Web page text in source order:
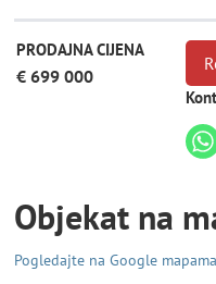
PRODAJNA CIJENA
€ 699 000
Objekat na
Pogledajte na Google mapama